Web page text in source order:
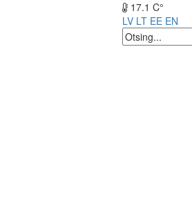
17.1 C°
LV LT EE EN